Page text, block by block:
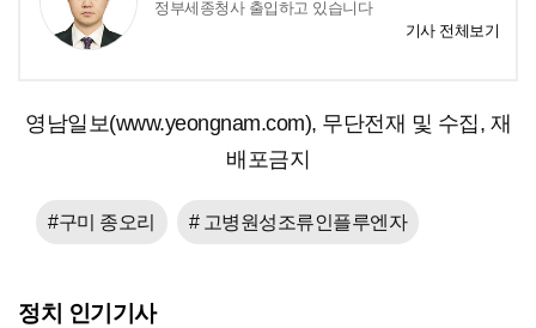
정부세종청사 출입하고 있습니다
기사 전체보기
영남일보(www.yeongnam.com), 무단전재 및 수집, 재
배포금지
#구미 종오리 # 고병원성조류인플루엔자
정치 인기기사